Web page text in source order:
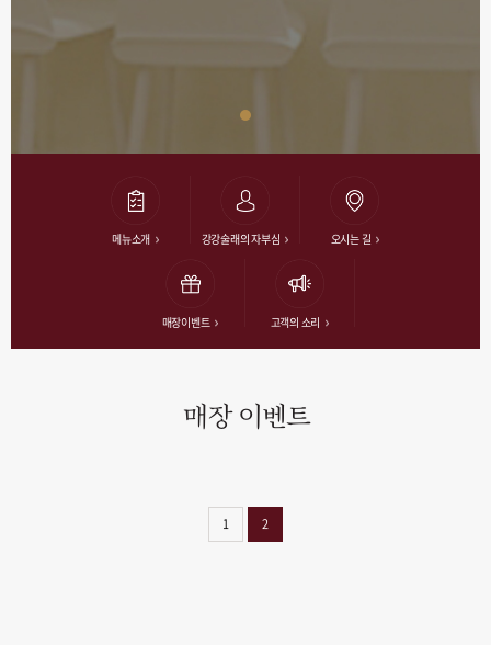
메뉴소개 강강술래의 자부심 오시는 길
매장이벤트 고객의 소리
매장 이벤트
1 2